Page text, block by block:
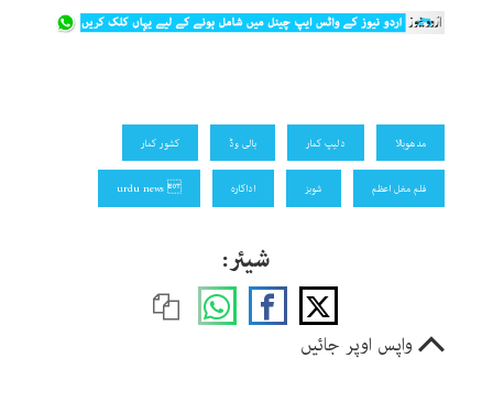
مدھوبالا دلیپ کمار بالی وڈ کشور کمار
فلم مغل اعظم شوبز اداکارہ  urdu news
شیئر:
واپس اوپر جائیں